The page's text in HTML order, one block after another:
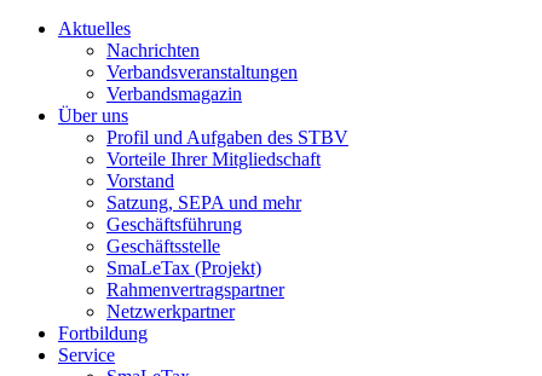
Aktuelles
Nachrichten
Verbandsveranstaltungen
Verbandsmagazin
Über uns
Profil und Aufgaben des STBV
Vorteile Ihrer Mitgliedschaft
Vorstand
Satzung, SEPA und mehr
Geschäftsführung
Geschäftsstelle
SmaLeTax (Projekt)
Rahmenvertragspartner
Netzwerkpartner
Fortbildung
Service